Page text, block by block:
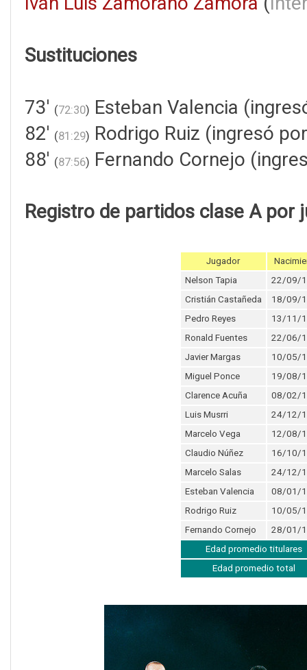
Sustituciones
73' (72:30) Esteban Valencia
82' (81:29) Rodrigo Ruiz (ingresó
88' (87:56) Fernando Cornejo
Registro de partidos clase A por
Jugador
Nelson Tapia
22/09/
Cristián Castañeda
18/09/
Pedro Reyes
13/11/
Ronald Fuentes
22/06/
Javier Margas
10/05/
Miguel Ponce
19/08/
Clarence Acuña
08/02/
Luis Musrri
24/12/
Marcelo Vega
12/08/
Claudio Núñez
16/10/
Marcelo Salas
24/12/
Esteban Valencia
08/01/
Rodrigo Ruiz
10/05/
Fernando Cornejo
28/01/
Edad promedio titulares
Edad promedio total